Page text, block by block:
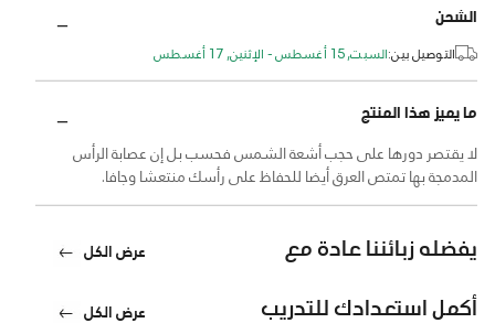
الشحن
التوصيل بين:السبت, 15 أغسطس - الإثنين, 17 أغسطس
ما يميز هذا المنتج
لا يقتصر دورها على حجب أشعة الشمس فحسب بل إن عصابة الرأس
المدمجة بها تمتص العرق أيضا للحفاظ على رأسك منتعشا وجافا.
يفضله زبائننا عادة مع عرض الكل
أكمل استعدادك للتدريب عرض الكل